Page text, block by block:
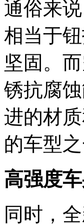
通俗来
相当于
坚固。
锈抗腐
进的材
的车型之
高强度
同时，